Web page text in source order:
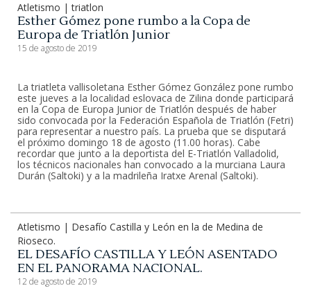
Atletismo | triatlon
Esther Gómez pone rumbo a la Copa de
Europa de Triatlón Junior
15 de agosto de 2019
La triatleta vallisoletana Esther Gómez González pone rumbo
este jueves a la localidad eslovaca de Zilina donde participará
en la Copa de Europa Junior de Triatlón después de haber
sido convocada por la Federación Española de Triatlón (Fetri)
para representar a nuestro país. La prueba que se disputará
el próximo domingo 18 de agosto (11.00 horas). Cabe
recordar que junto a la deportista del E-Triatlón Valladolid,
los técnicos nacionales han convocado a la murciana Laura
Durán (Saltoki) y a la madrileña Iratxe Arenal (Saltoki).
Atletismo | Desafío Castilla y León en la de Medina de
Rioseco.
EL DESAFÍO CASTILLA Y LEÓN ASENTADO
EN EL PANORAMA NACIONAL.
12 de agosto de 2019